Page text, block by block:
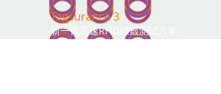
Tagsurance 3
新一代高速RFID標籤測試方案